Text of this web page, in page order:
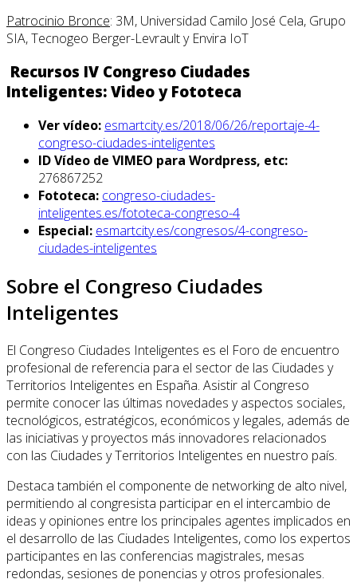
Patrocinio Bronce: 3M, Universidad Camilo José Cela, Grupo
SIA, Tecnogeo Berger-Levrault y Envira IoT
Recursos IV Congreso Ciudades
Inteligentes: Video y Fototeca
Ver vídeo: esmartcity.es/2018/06/26/reportaje-4-
congreso-ciudades-inteligentes
ID Vídeo de VIMEO para Wordpress, etc:
276867252
Fototeca: congreso-ciudades-
inteligentes.es/fototeca-congreso-4
Especial: esmartcity.es/congresos/4-congreso-
ciudades-inteligentes
Sobre el Congreso Ciudades
Inteligentes
El Congreso Ciudades Inteligentes es el Foro de encuentro
profesional de referencia para el sector de las Ciudades y
Territorios Inteligentes en España. Asistir al Congreso
permite conocer las últimas novedades y aspectos sociales,
tecnológicos, estratégicos, económicos y legales, además de
las iniciativas y proyectos más innovadores relacionados
con las Ciudades y Territorios Inteligentes en nuestro país.
Destaca también el componente de networking de alto nivel,
permitiendo al congresista participar en el intercambio de
ideas y opiniones entre los principales agentes implicados en
el desarrollo de las Ciudades Inteligentes, como los expertos
participantes en las conferencias magistrales, mesas
redondas, sesiones de ponencias y otros profesionales.